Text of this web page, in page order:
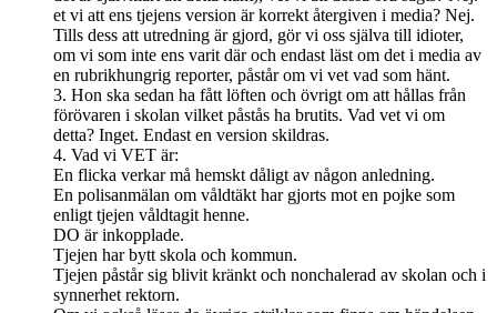
et vi att ens tjejens version är korrekt återgiven i media? Nej.
Tills dess att utredning är gjord, gör vi oss själva till idioter,
om vi som inte ens varit där och endast läst om det i media av
en rubrikhungrig reporter, påstår om vi vet vad som hänt.
3. Hon ska sedan ha fått löften och övrigt om att hållas från
förövaren i skolan vilket påstås ha brutits. Vad vet vi om
detta? Inget. Endast en version skildras.
4. Vad vi VET är:
En flicka verkar må hemskt dåligt av någon anledning.
En polisanmälan om våldtäkt har gjorts mot en pojke som
enligt tjejen våldtagit henne.
DO är inkopplade.
Tjejen har bytt skola och kommun.
Tjejen påstår sig blivit kränkt och nonchalerad av skolan och i
synnerhet rektorn.